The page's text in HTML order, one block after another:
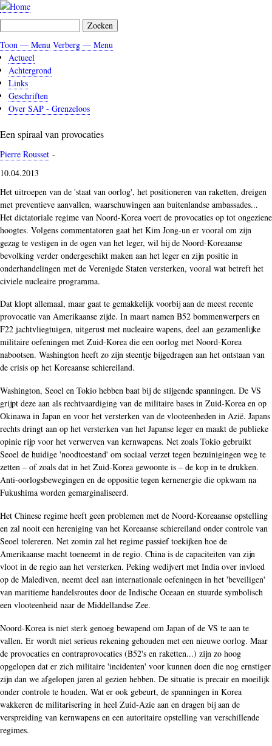
Overslaan
en
naar
de
inhoud
gaan
Menu
Toon — Menu Verberg — Menu
Actueel
Achtergrond
Links
Geschriften
Over SAP - Grenzeloos
Een spiraal van provocaties
Pierre Rousset -
10.04.2013
Het uitroepen van de 'staat van oorlog', het positioneren van raketten, dreigen
met preventieve aanvallen, waarschuwingen aan buitenlandse ambassades...
Het dictatoriale regime van Noord-Korea voert de provocaties op tot ongeziene
hoogtes. Volgens commentatoren gaat het Kim Jong-un er vooral om zijn
gezag te vestigen in de ogen van het leger, wil hij de Noord-Koreaanse
bevolking verder ondergeschikt maken aan het leger en zijn positie in
onderhandelingen met de Verenigde Staten versterken, vooral wat betreft het
civiele nucleaire programma.
Dat klopt allemaal, maar gaat te gemakkelijk voorbij aan de meest recente
provocatie van Amerikaanse zijde. In maart namen B52 bommenwerpers en
F22 jachtvliegtuigen, uitgerust met nucleaire wapens, deel aan gezamenlijke
militaire oefeningen met Zuid-Korea die een oorlog met Noord-Korea
nabootsen. Washington heeft zo zijn steentje bijgedragen aan het ontstaan van
de crisis op het Koreaanse schiereiland.
Washington, Seoel en Tokio hebben baat bij de stijgende spanningen. De VS
grijpt deze aan als rechtvaardiging van de militaire bases in Zuid-Korea en op
Okinawa in Japan en voor het versterken van de vlooteenheden in Azië. Japans
rechts dringt aan op het versterken van het Japanse leger en maakt de publieke
opinie rijp voor het verwerven van kernwapens. Net zoals Tokio gebruikt
Seoel de huidige 'noodtoestand' om sociaal verzet tegen bezuinigingen weg te
zetten – of zoals dat in het Zuid-Korea gewoonte is – de kop in te drukken.
Anti-oorlogsbewegingen en de oppositie tegen kernenergie die opkwam na
Fukushima worden gemarginaliseerd.
Het Chinese regime heeft geen problemen met de Noord-Koreaanse opstelling
en zal nooit een hereniging van het Koreaanse schiereiland onder controle van
Seoel tolereren. Net zomin zal het regime passief toekijken hoe de
Amerikaanse macht toeneemt in de regio. China is de capaciteiten van zijn
vloot in de regio aan het versterken. Peking wedijvert met India over invloed
op de Malediven, neemt deel aan internationale oefeningen in het 'beveiligen'
van maritieme handelsroutes door de Indische Oceaan en stuurde symbolisch
een vlooteenheid naar de Middellandse Zee.
Noord-Korea is niet sterk genoeg bewapend om Japan of de VS te aan te
vallen. Er wordt niet serieus rekening gehouden met een nieuwe oorlog. Maar
de provocaties en contraprovocaties (B52's en raketten...) zijn zo hoog
opgelopen dat er zich militaire 'incidenten' voor kunnen doen die nog ernstiger
zijn dan we afgelopen jaren al gezien hebben. De situatie is precair en moeilijk
onder controle te houden. Wat er ook gebeurt, de spanningen in Korea
wakkeren de militarisering in heel Zuid-Azie aan en dragen bij aan de
verspreiding van kernwapens en een autoritaire opstelling van verschillende
regimes.